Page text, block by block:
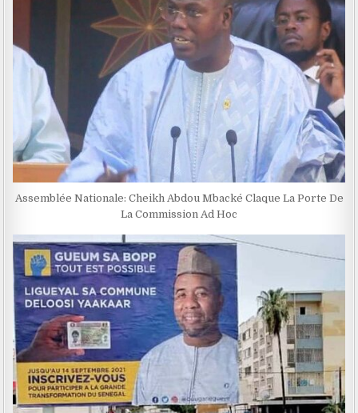
Assemblée Nationale: Cheikh Abdou Mbacké Claque La Porte De
La Commission Ad Hoc